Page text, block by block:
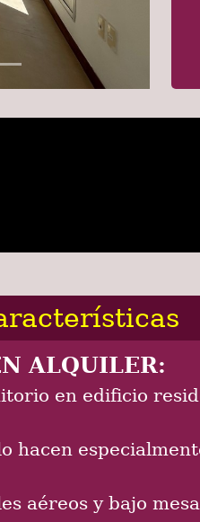
ALQUILER:
en edificio
hacen
aéreos y bajo